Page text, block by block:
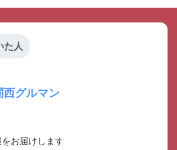
た人
西グルマン
お届けします